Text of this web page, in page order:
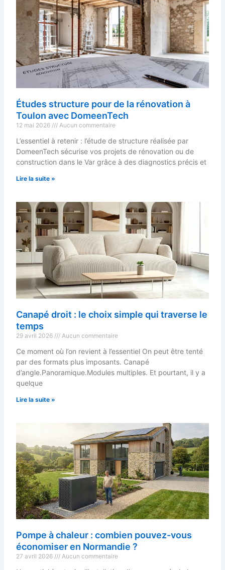
Études structure pour de la rénovation à
Toulon avec DomeenTech
12 mai 2026 Aucun commentaire
L’essentiel à retenir : l’étude de structure réalisée par
DomeenTech sécurise vos projets de rénovation ou de
construction dans le Var grâce à des diagnostics précis et
Lire la suite »
Canapé droit : le choix simple qui traverse le
temps
29 avril 2026 Aucun commentaire
Ce moment où l’on revient à l’essentiel On peut être tenté
par des formats plus imposants. Canapé
d’angle.Panoramique.Modules multiples. Et pourtant, il y a
quelque
Lire la suite »
Pompe à chaleur : combien pouvez-vous
économiser en Normandie ?
27 avril 2026 Aucun commentaire